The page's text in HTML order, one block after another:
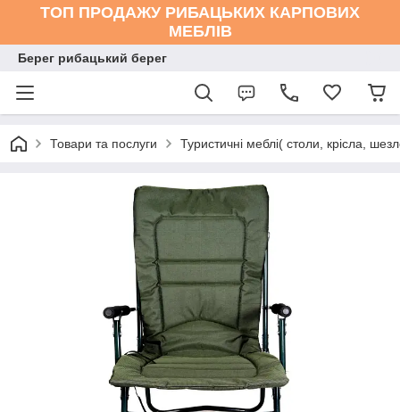
ТОП ПРОДАЖУ РИБАЦЬКИХ КАРПОВИХ
МЕБЛІВ
Берег рибацький берег
Товари та послуги Туристичні меблі( столи, крісла,